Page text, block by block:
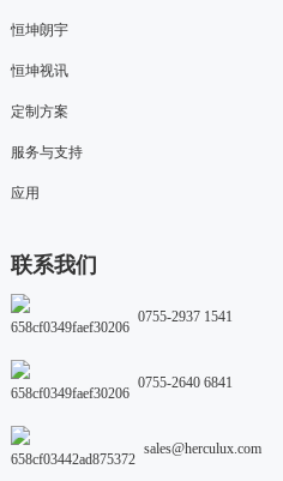
恒坤朗宇
恒坤视讯
定制方案
服务与支持
应用
联系我们
0755-2937 1541
0755-2640 6841
sales@herculux.com